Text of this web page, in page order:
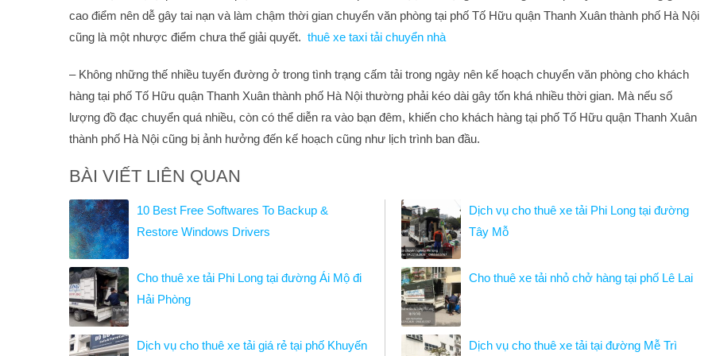
cao điểm nên dễ gây tai nạn và làm chậm thời gian chuyển văn phòng tại phố Tố Hữu quận Thanh Xuân thành phố Hà Nội
cũng là một nhược điểm chưa thể giải quyết. thuê xe taxi tải chuyển nhà
– Không những thế nhiều tuyến đường ở trong tình trạng cấm tải trong ngày nên kế hoạch chuyển văn phòng cho khách
hàng tại phố Tố Hữu quận Thanh Xuân thành phố Hà Nội thường phải kéo dài gây tốn khá nhiều thời gian. Mà nếu số
lượng đồ đạc chuyển quá nhiều, còn có thể diễn ra vào bạn đêm, khiến cho khách hàng tại phố Tố Hữu quận Thanh Xuân
thành phố Hà Nội cũng bị ảnh hưởng đến kế hoạch cũng như lịch trình ban đầu.
BÀI VIẾT LIÊN QUAN
10 Best Free Softwares To Backup &
Restore Windows Drivers
Cho thuê xe tải Phi Long tại đường Ái Mộ đi
Hải Phòng
Dịch vụ cho thuê xe tải giá rẻ tại phố Khuyến
Dịch vụ cho thuê xe tải Phi Long tại đường
Tây Mỗ
Cho thuê xe tải nhỏ chở hàng tại phố Lê Lai
Dịch vụ cho thuê xe tải tại đường Mễ Trì